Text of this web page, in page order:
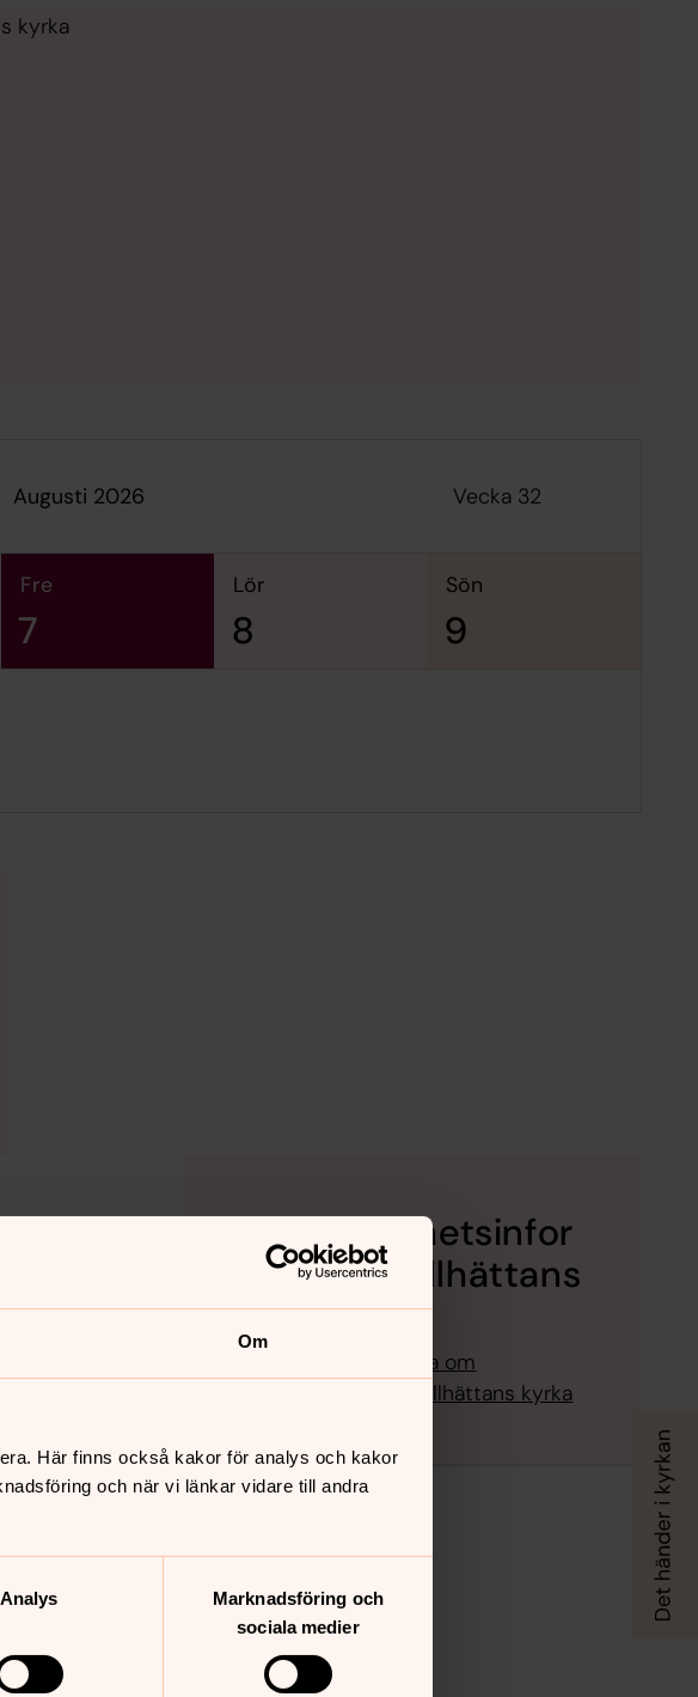
Om
Här finns också kakor för analys och kakor
och när vi länkar vidare till andra
Analys
Marknadsföring och
sociala medier
kyrka
augusti 2026 Vecka 32
fre
7
lör
8
sön
9
Tillgänglighetsinfor
mation Trollhättans
kyrka
Klicka här för att läsa om
tillgängligheten i Trollhättans kyrka